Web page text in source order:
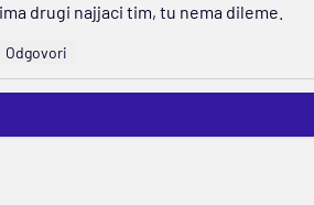
drugi najjaci tim, tu nema dileme.
Odgovori